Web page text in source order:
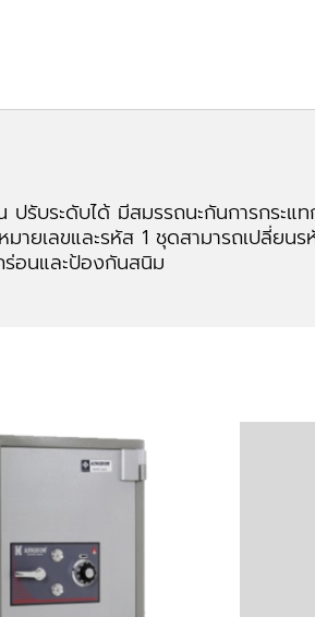
รับระดับได้ มีสมรรถนะกันการกระแ
ลขและรหัส 1 ชุดสามารถเปลี่ยนร
อนและป้องกันสนิม